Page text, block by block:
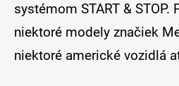
systémom START & STOP.
niektoré modely značiek
niektoré americké vozidlá